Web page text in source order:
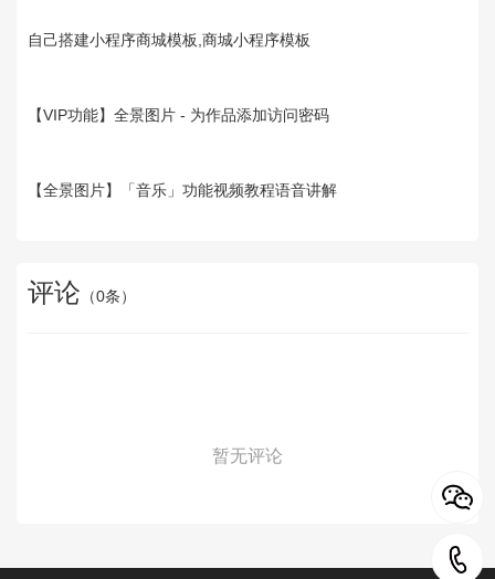
自己搭建小程序商城模板,商城小程序模板
【VIP功能】全景图片 - 为作品添加访问密码
【全景图片】「音乐」功能视频教程语音讲解
评论 （0条）
暂无评论